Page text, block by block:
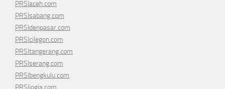
PRSIaceh.com
PRSIsabang.com
PRSIdenpasar.com
PRSIcilegon.com
PRSItangerang.com
PRSIserang.com
PRSIbengkulu.com
PRSIjogja.com